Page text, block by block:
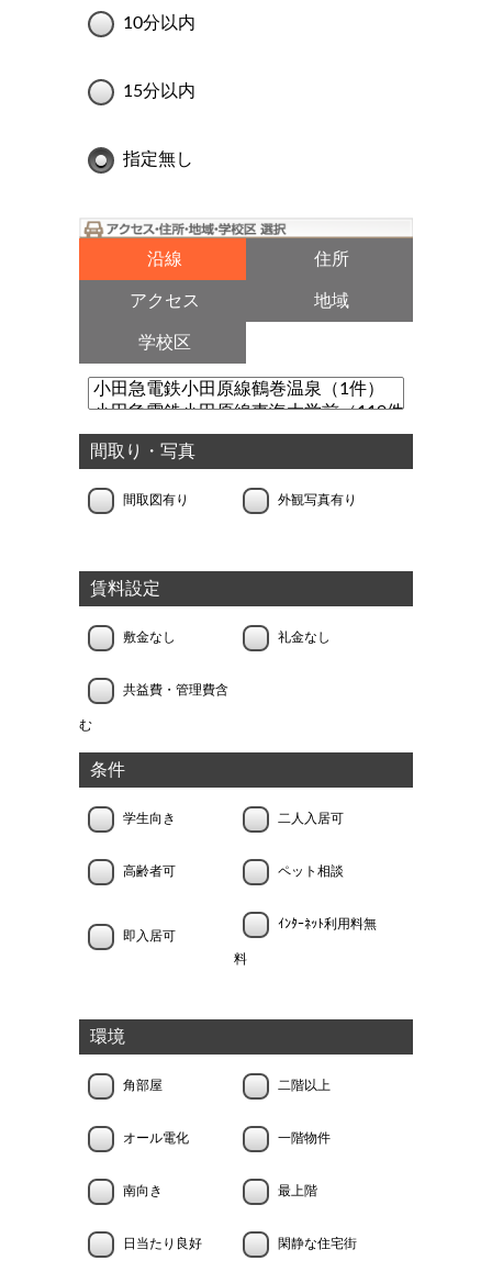
10分以内
15分以内
指定無し
沿線 住所
アクセス 地域
学校区
間取り・写真
間取図有り 外観写真有り
賃料設定
敷金なし 礼金なし
共益費・管理費含
む
条件
学生向き 二人入居可
高齢者可 ペット相談
即入居可
ｲﾝﾀｰﾈｯﾄ利用料無
料
環境
角部屋 二階以上
オール電化 一階物件
南向き 最上階
日当たり良好 閑静な住宅街